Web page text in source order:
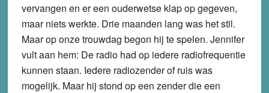
vervangen en er een ouderwetse klap op gegeven,
maar niets werkte. Drie maanden lang was het stil.
Maar op onze trouwdag begon hij te spelen. Jennifer
vult aan hem: De radio had op iedere radiofrequentie
kunnen staan. Iedere radiozender of ruis was
mogelijk. Maar hij stond op een zender die een